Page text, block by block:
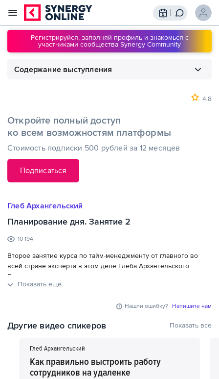
Регистрируйся, заполняй профиль и знакомься с
участниками сообщества Synergy Community
Трансляции
Вебинары
Обучение
Знания
Сообщество
Подписки
Содержание выступления
Глеб Архангельский
Планирование дня. Занятие 2
10 194
Второе занятие курса по тайм-менеджменту от главного во
всей стране эксперта в этом деле Глеба Архангельского.
Рассматриваются темы: планирование в изменчивом мире: как
не только сделать планы, но и выполнить его.
Показать ещё
4.8
Откройте полный доступ
ко всем возможностям платформы
Стоимость подписки 500 рублей за 12 месяцев
Подписаться
Нашли ошибку? Напишите нам
Другие видео спикеров Показать все
Глеб Архангельский
Как правильно выстроить работу
сотрудников на удаленке